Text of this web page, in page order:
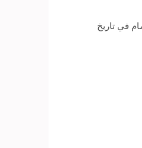
في تاريخ